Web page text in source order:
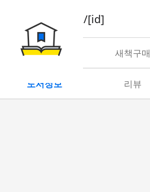
book/rent/[id]
대여 새책구매
도서정보 리뷰